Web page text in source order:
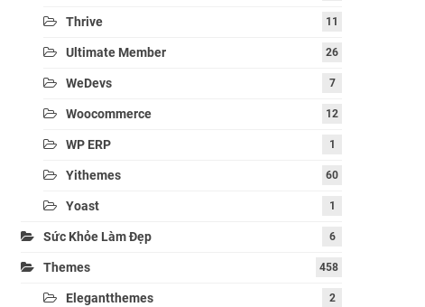
Thrive 11
Ultimate Member 26
WeDevs 7
Woocommerce 12
WP ERP 1
Yithemes 60
Yoast 1
Sức Khỏe Làm Đẹp 6
Themes 458
Elegantthemes 2